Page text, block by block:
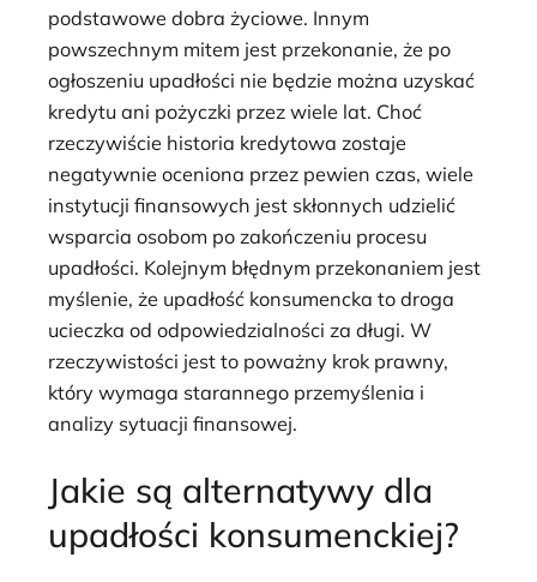
podstawowe dobra życiowe. Innym
powszechnym mitem jest przekonanie, że po
ogłoszeniu upadłości nie będzie można uzyskać
kredytu ani pożyczki przez wiele lat. Choć
rzeczywiście historia kredytowa zostaje
negatywnie oceniona przez pewien czas, wiele
instytucji finansowych jest skłonnych udzielić
wsparcia osobom po zakończeniu procesu
upadłości. Kolejnym błędnym przekonaniem jest
myślenie, że upadłość konsumencka to droga
ucieczka od odpowiedzialności za długi. W
rzeczywistości jest to poważny krok prawny,
który wymaga starannego przemyślenia i
analizy sytuacji finansowej.
Jakie są alternatywy dla
upadłości konsumenckiej?